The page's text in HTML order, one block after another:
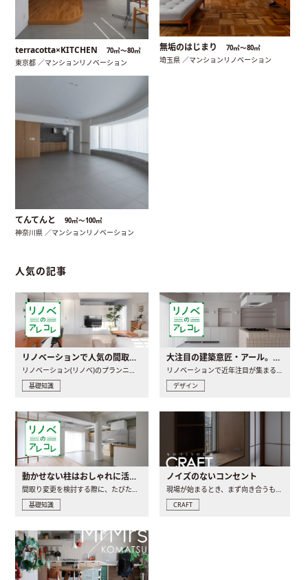
terracotta×KITCHEN 70㎡〜80㎡
東京都 ／マンションリノベーション
無垢のはじまり 70㎡〜80㎡
埼玉県 ／マンションリノベーション
てんてんと 90㎡〜100㎡
神奈川県 ／マンションリノベーション
人気の記事
リノベーションで人気の間取りとは？トレンドの間取りと実例を徹底解説
基礎知識
大注目の建築意匠・アール。人気の理由と空間に取り入れるポイント
デザイン
動かせない柱はおしゃれに活用！柱を魅せるリノベーション(リノベ)4選
基礎知識
ノイズのないコンセント
CRAFT